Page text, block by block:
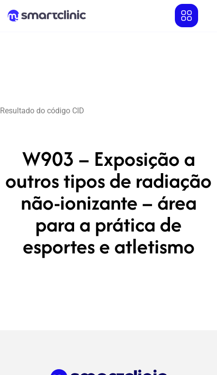
Resultado do código CID
W903 – Exposição a
outros tipos de radiação
não-ionizante – área
para a prática de
esportes e atletismo